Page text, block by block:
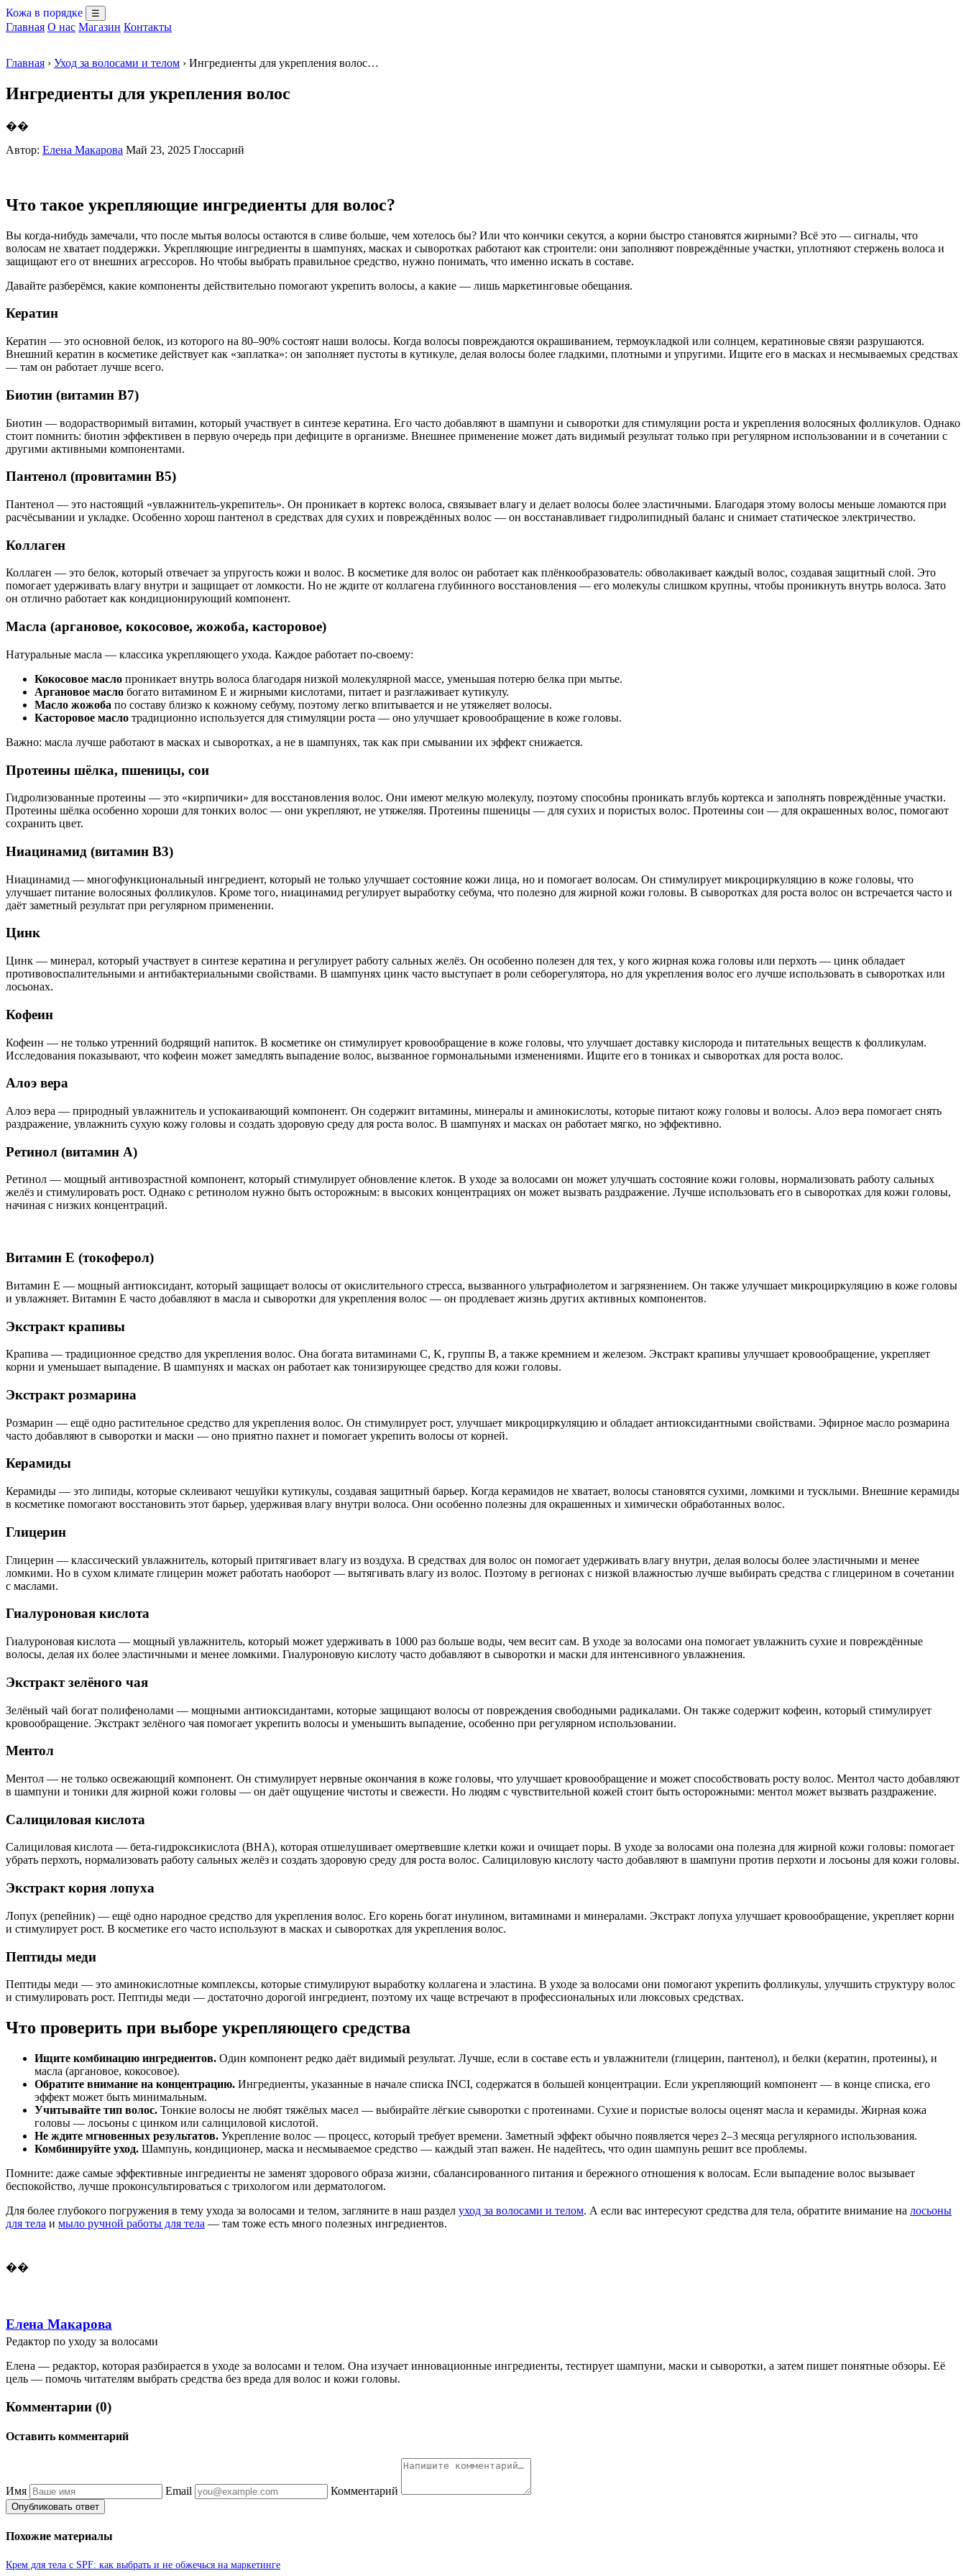
Кожа в порядке ☰
Главная О нас Магазин Контакты
Главная › Уход за волосами и телом › Ингредиенты для укрепления волос…
Ингредиенты для укрепления волос
��
Автор: Елена Макарова Май 23, 2025 Глоссарий
Что такое укрепляющие ингредиенты для волос?
Вы когда-нибудь замечали, что после мытья волосы остаются в сливе больше, чем хотелось бы? Или что кончики секутся, а корни быстро становятся жирными? Всё это — сигналы, что
волосам не хватает поддержки. Укрепляющие ингредиенты в шампунях, масках и сыворотках работают как строители: они заполняют повреждённые участки, уплотняют стержень волоса и
защищают его от внешних агрессоров. Но чтобы выбрать правильное средство, нужно понимать, что именно искать в составе.
Давайте разберёмся, какие компоненты действительно помогают укрепить волосы, а какие — лишь маркетинговые обещания.
Кератин
Кератин — это основной белок, из которого на 80–90% состоят наши волосы. Когда волосы повреждаются окрашиванием, термоукладкой или солнцем, кератиновые связи разрушаются.
Внешний кератин в косметике действует как «заплатка»: он заполняет пустоты в кутикуле, делая волосы более гладкими, плотными и упругими. Ищите его в масках и несмываемых средствах
— там он работает лучше всего.
Биотин (витамин B7)
Биотин — водорастворимый витамин, который участвует в синтезе кератина. Его часто добавляют в шампуни и сыворотки для стимуляции роста и укрепления волосяных фолликулов. Однако
стоит помнить: биотин эффективен в первую очередь при дефиците в организме. Внешнее применение может дать видимый результат только при регулярном использовании и в сочетании с
другими активными компонентами.
Пантенол (провитамин B5)
Пантенол — это настоящий «увлажнитель-укрепитель». Он проникает в кортекс волоса, связывает влагу и делает волосы более эластичными. Благодаря этому волосы меньше ломаются при
расчёсывании и укладке. Особенно хорош пантенол в средствах для сухих и повреждённых волос — он восстанавливает гидролипидный баланс и снимает статическое электричество.
Коллаген
Коллаген — это белок, который отвечает за упругость кожи и волос. В косметике для волос он работает как плёнкообразователь: обволакивает каждый волос, создавая защитный слой. Это
помогает удерживать влагу внутри и защищает от ломкости. Но не ждите от коллагена глубинного восстановления — его молекулы слишком крупны, чтобы проникнуть внутрь волоса. Зато
он отлично работает как кондиционирующий компонент.
Масла (аргановое, кокосовое, жожоба, касторовое)
Натуральные масла — классика укрепляющего ухода. Каждое работает по-своему:
Кокосовое масло проникает внутрь волоса благодаря низкой молекулярной массе, уменьшая потерю белка при мытье.
Аргановое масло богато витамином E и жирными кислотами, питает и разглаживает кутикулу.
Масло жожоба по составу близко к кожному себуму, поэтому легко впитывается и не утяжеляет волосы.
Касторовое масло традиционно используется для стимуляции роста — оно улучшает кровообращение в коже головы.
Важно: масла лучше работают в масках и сыворотках, а не в шампунях, так как при смывании их эффект снижается.
Протеины шёлка, пшеницы, сои
Гидролизованные протеины — это «кирпичики» для восстановления волос. Они имеют мелкую молекулу, поэтому способны проникать вглубь кортекса и заполнять повреждённые участки.
Протеины шёлка особенно хороши для тонких волос — они укрепляют, не утяжеляя. Протеины пшеницы — для сухих и пористых волос. Протеины сои — для окрашенных волос, помогают
сохранить цвет.
Ниацинамид (витамин B3)
Ниацинамид — многофункциональный ингредиент, который не только улучшает состояние кожи лица, но и помогает волосам. Он стимулирует микроциркуляцию в коже головы, что
улучшает питание волосяных фолликулов. Кроме того, ниацинамид регулирует выработку себума, что полезно для жирной кожи головы. В сыворотках для роста волос он встречается часто и
даёт заметный результат при регулярном применении.
Цинк
Цинк — минерал, который участвует в синтезе кератина и регулирует работу сальных желёз. Он особенно полезен для тех, у кого жирная кожа головы или перхоть — цинк обладает
противовоспалительными и антибактериальными свойствами. В шампунях цинк часто выступает в роли себорегулятора, но для укрепления волос его лучше использовать в сыворотках или
лосьонах.
Кофеин
Кофеин — не только утренний бодрящий напиток. В косметике он стимулирует кровообращение в коже головы, что улучшает доставку кислорода и питательных веществ к фолликулам.
Исследования показывают, что кофеин может замедлять выпадение волос, вызванное гормональными изменениями. Ищите его в тониках и сыворотках для роста волос.
Алоэ вера
Алоэ вера — природный увлажнитель и успокаивающий компонент. Он содержит витамины, минералы и аминокислоты, которые питают кожу головы и волосы. Алоэ вера помогает снять
раздражение, увлажнить сухую кожу головы и создать здоровую среду для роста волос. В шампунях и масках он работает мягко, но эффективно.
Ретинол (витамин A)
Ретинол — мощный антивозрастной компонент, который стимулирует обновление клеток. В уходе за волосами он может улучшать состояние кожи головы, нормализовать работу сальных
желёз и стимулировать рост. Однако с ретинолом нужно быть осторожным: в высоких концентрациях он может вызвать раздражение. Лучше использовать его в сыворотках для кожи головы,
начиная с низких концентраций.
Витамин E (токоферол)
Витамин E — мощный антиоксидант, который защищает волосы от окислительного стресса, вызванного ультрафиолетом и загрязнением. Он также улучшает микроциркуляцию в коже головы
и увлажняет. Витамин E часто добавляют в масла и сыворотки для укрепления волос — он продлевает жизнь других активных компонентов.
Экстракт крапивы
Крапива — традиционное средство для укрепления волос. Она богата витаминами C, K, группы B, а также кремнием и железом. Экстракт крапивы улучшает кровообращение, укрепляет
корни и уменьшает выпадение. В шампунях и масках он работает как тонизирующее средство для кожи головы.
Экстракт розмарина
Розмарин — ещё одно растительное средство для укрепления волос. Он стимулирует рост, улучшает микроциркуляцию и обладает антиоксидантными свойствами. Эфирное масло розмарина
часто добавляют в сыворотки и маски — оно приятно пахнет и помогает укрепить волосы от корней.
Керамиды
Керамиды — это липиды, которые склеивают чешуйки кутикулы, создавая защитный барьер. Когда керамидов не хватает, волосы становятся сухими, ломкими и тусклыми. Внешние керамиды
в косметике помогают восстановить этот барьер, удерживая влагу внутри волоса. Они особенно полезны для окрашенных и химически обработанных волос.
Глицерин
Глицерин — классический увлажнитель, который притягивает влагу из воздуха. В средствах для волос он помогает удерживать влагу внутри, делая волосы более эластичными и менее
ломкими. Но в сухом климате глицерин может работать наоборот — вытягивать влагу из волос. Поэтому в регионах с низкой влажностью лучше выбирать средства с глицерином в сочетании
с маслами.
Гиалуроновая кислота
Гиалуроновая кислота — мощный увлажнитель, который может удерживать в 1000 раз больше воды, чем весит сам. В уходе за волосами она помогает увлажнить сухие и повреждённые
волосы, делая их более эластичными и менее ломкими. Гиалуроновую кислоту часто добавляют в сыворотки и маски для интенсивного увлажнения.
Экстракт зелёного чая
Зелёный чай богат полифенолами — мощными антиоксидантами, которые защищают волосы от повреждения свободными радикалами. Он также содержит кофеин, который стимулирует
кровообращение. Экстракт зелёного чая помогает укрепить волосы и уменьшить выпадение, особенно при регулярном использовании.
Ментол
Ментол — не только освежающий компонент. Он стимулирует нервные окончания в коже головы, что улучшает кровообращение и может способствовать росту волос. Ментол часто добавляют
в шампуни и тоники для жирной кожи головы — он даёт ощущение чистоты и свежести. Но людям с чувствительной кожей стоит быть осторожными: ментол может вызвать раздражение.
Салициловая кислота
Салициловая кислота — бета-гидроксикислота (BHA), которая отшелушивает омертвевшие клетки кожи и очищает поры. В уходе за волосами она полезна для жирной кожи головы: помогает
убрать перхоть, нормализовать работу сальных желёз и создать здоровую среду для роста волос. Салициловую кислоту часто добавляют в шампуни против перхоти и лосьоны для кожи головы.
Экстракт корня лопуха
Лопух (репейник) — ещё одно народное средство для укрепления волос. Его корень богат инулином, витаминами и минералами. Экстракт лопуха улучшает кровообращение, укрепляет корни
и стимулирует рост. В косметике его часто используют в масках и сыворотках для укрепления волос.
Пептиды меди
Пептиды меди — это аминокислотные комплексы, которые стимулируют выработку коллагена и эластина. В уходе за волосами они помогают укрепить фолликулы, улучшить структуру волос
и стимулировать рост. Пептиды меди — достаточно дорогой ингредиент, поэтому их чаще встречают в профессиональных или люксовых средствах.
Что проверить при выборе укрепляющего средства
Ищите комбинацию ингредиентов. Один компонент редко даёт видимый результат. Лучше, если в составе есть и увлажнители (глицерин, пантенол), и белки (кератин, протеины), и
масла (аргановое, кокосовое).
Обратите внимание на концентрацию. Ингредиенты, указанные в начале списка INCI, содержатся в большей концентрации. Если укрепляющий компонент — в конце списка, его
эффект может быть минимальным.
Учитывайте тип волос. Тонкие волосы не любят тяжёлых масел — выбирайте лёгкие сыворотки с протеинами. Сухие и пористые волосы оценят масла и керамиды. Жирная кожа
головы — лосьоны с цинком или салициловой кислотой.
Не ждите мгновенных результатов. Укрепление волос — процесс, который требует времени. Заметный эффект обычно появляется через 2–3 месяца регулярного использования.
Комбинируйте уход. Шампунь, кондиционер, маска и несмываемое средство — каждый этап важен. Не надейтесь, что один шампунь решит все проблемы.
Помните: даже самые эффективные ингредиенты не заменят здорового образа жизни, сбалансированного питания и бережного отношения к волосам. Если выпадение волос вызывает
беспокойство, лучше проконсультироваться с трихологом или дерматологом.
Для более глубокого погружения в тему ухода за волосами и телом, загляните в наш раздел уход за волосами и телом. А если вас интересуют средства для тела, обратите внимание на лосьоны
для тела и мыло ручной работы для тела — там тоже есть много полезных ингредиентов.
��
Елена Макарова
Редактор по уходу за волосами
Елена — редактор, которая разбирается в уходе за волосами и телом. Она изучает инновационные ингредиенты, тестирует шампуни, маски и сыворотки, а затем пишет понятные обзоры. Её
цель — помочь читателям выбрать средства без вреда для волос и кожи головы.
Комментарии (0)
Оставить комментарий
Имя Email Комментарий
Опубликовать ответ
Похожие материалы
Крем для тела с SPF: как выбрать и не обжечься на маркетинге